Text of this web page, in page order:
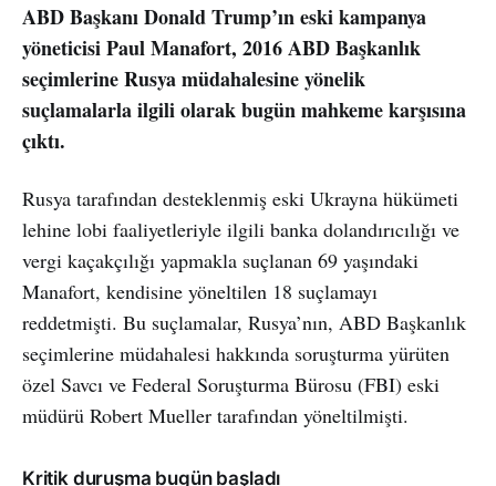
ABD Başkanı Donald Trump’ın eski kampanya
yöneticisi Paul Manafort, 2016 ABD Başkanlık
seçimlerine Rusya müdahalesine yönelik
suçlamalarla ilgili olarak bugün mahkeme karşısına
çıktı.
Rusya tarafından desteklenmiş eski Ukrayna hükümeti
lehine lobi faaliyetleriyle ilgili banka dolandırıcılığı ve
vergi kaçakçılığı yapmakla suçlanan 69 yaşındaki
Manafort, kendisine yöneltilen 18 suçlamayı
reddetmişti. Bu suçlamalar, Rusya’nın, ABD Başkanlık
seçimlerine müdahalesi hakkında soruşturma yürüten
özel Savcı ve Federal Soruşturma Bürosu (FBI) eski
müdürü Robert Mueller tarafından yöneltilmişti.
Kritik duruşma bugün başladı